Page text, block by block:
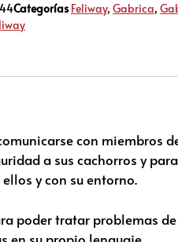
Categorías Feliway, Gabrica,
con miembros
a sus cachorros y
y con su entorno.
poder tratar problemas